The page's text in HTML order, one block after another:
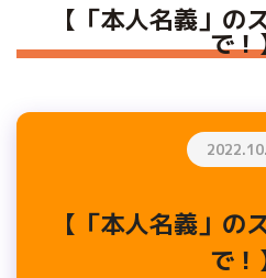
【「本人名義」の
で！
【「本人名義」の
で！